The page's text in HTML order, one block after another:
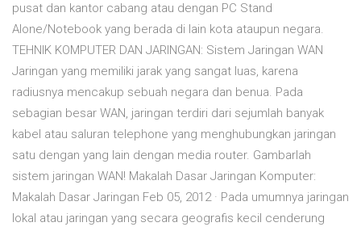
pusat dan kantor cabang atau dengan PC Stand
Alone/Notebook yang berada di lain kota ataupun negara.
TEHNIK KOMPUTER DAN JARINGAN: Sistem Jaringan WAN
Jaringan yang memiliki jarak yang sangat luas, karena
radiusnya mencakup sebuah negara dan benua. Pada
sebagian besar WAN, jaringan terdiri dari sejumlah banyak
kabel atau saluran telephone yang menghubungkan jaringan
satu dengan yang lain dengan media router. Gambarlah
sistem jaringan WAN! Makalah Dasar Jaringan Komputer:
Makalah Dasar Jaringan Feb 05, 2012 · Pada umumnya jaringan
lokal atau jaringan yang secara geografis kecil cenderung